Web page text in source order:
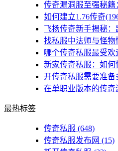
传奇漏洞服至强秘籍
如何建立1.76传奇
飞扬传奇新手揭秘
找私服中法师与怪物
哪个传奇私服最受欢
新家传奇私服：如何
开传奇私服需要准备
在单职业版本的传奇
最热标签
传奇私服 (648)
传奇私服发布网 (15)